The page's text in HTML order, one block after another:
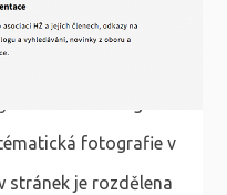
pro našeho
a moderní design na
fotografie v
stránek je rozdělena